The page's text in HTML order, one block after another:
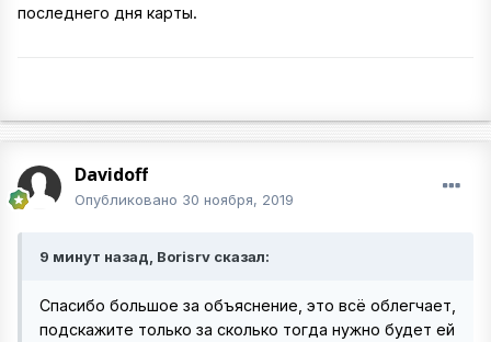
последнего дня карты.
Davidoff
Опубликовано 30 ноября, 2019
9 минут назад, Borisrv сказал:
Спасибо большое за объяснение, это всё облегчает,
подскажите только за сколько тогда нужно будет ей